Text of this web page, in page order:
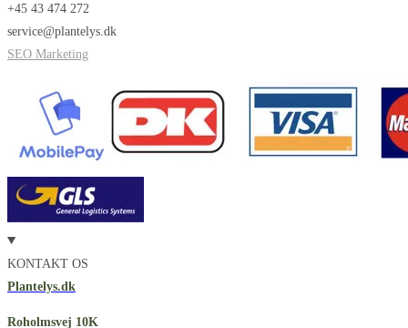
+45 43 474 272
service@plantelys.dk
SEO Marketing
KONTAKT OS
Plantelys.dk
Roholmsvej 10K